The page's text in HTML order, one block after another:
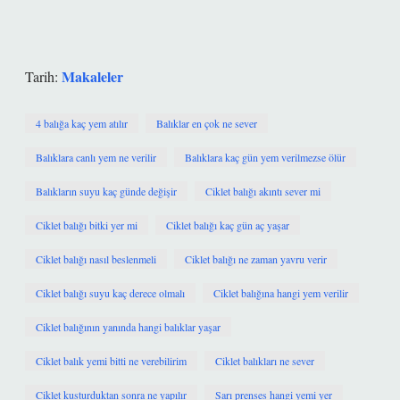
Tarih: Makaleler
4 balığa kaç yem atılır Balıklar en çok ne sever
Balıklara canlı yem ne verilir Balıklara kaç gün yem verilmezse ölür
Balıkların suyu kaç günde değişir Ciklet balığı akıntı sever mi
Ciklet balığı bitki yer mi Ciklet balığı kaç gün aç yaşar
Ciklet balığı nasıl beslenmeli Ciklet balığı ne zaman yavru verir
Ciklet balığı suyu kaç derece olmalı Ciklet balığına hangi yem verilir
Ciklet balığının yanında hangi balıklar yaşar
Ciklet balık yemi bitti ne verebilirim Ciklet balıkları ne sever
Ciklet kusturduktan sonra ne yapılır Sarı prenses hangi yemi yer